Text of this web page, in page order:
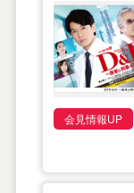
会見情報UP